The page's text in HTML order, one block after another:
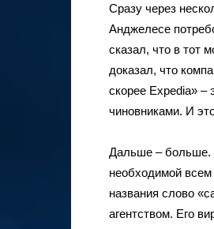
Сразу через
Анджелесе
сказал, что в тот
доказал, что
скорее Expedia» –
чиновниками. И
Дальше – больше.
необходимой
названия слово
агентством. Его